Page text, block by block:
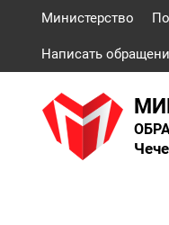
Министерство
Написать